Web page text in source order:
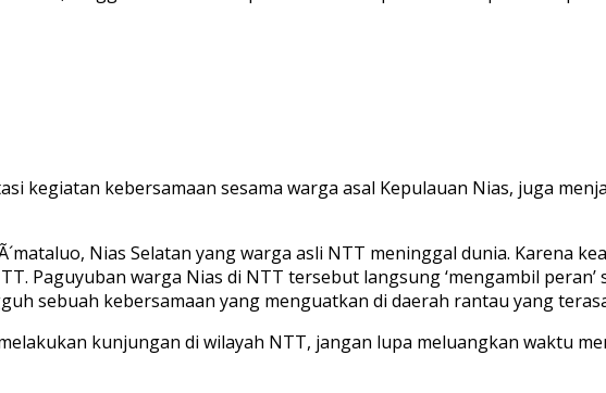
kegiatan kebersamaan sesama warga asal Kepulauan Nias, juga
Nias Selatan yang warga asli NTT meninggal dunia. Karena
Paguyuban warga Nias di NTT tersebut langsung ‘mengambil
sebuah kebersamaan yang menguatkan di daerah rantau yang
kunjungan di wilayah NTT, jangan lupa meluangkan waktu